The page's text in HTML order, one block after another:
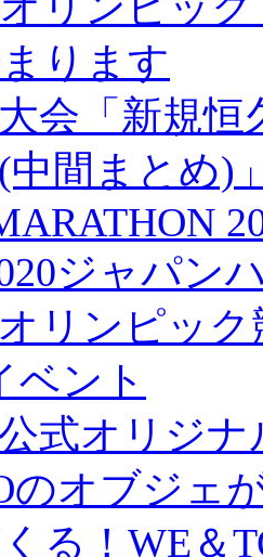
ります
会「新規
中間まとめ)
ジャパン
オリンピッ
ベント
式オリジ
のオブジェ
る！WE＆